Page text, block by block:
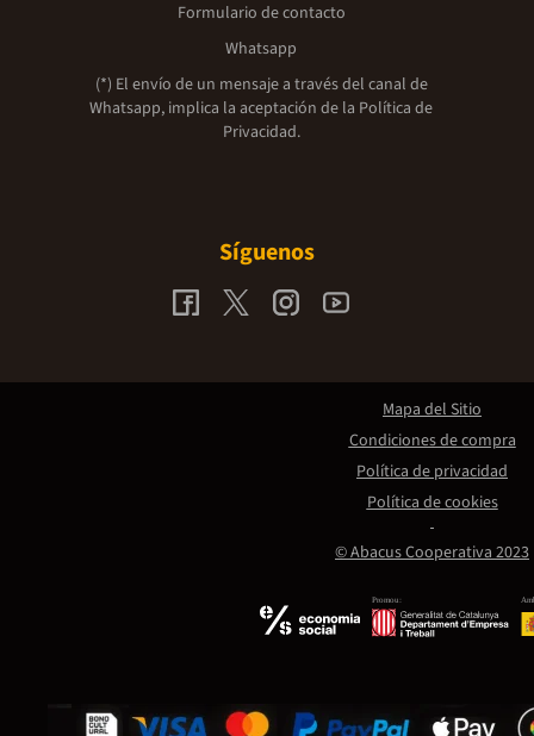
Formulario de contacto
Whatsapp
(*) El envío de un mensaje a través del canal de
Whatsapp, implica la aceptación de la Política de
Privacidad.
Síguenos
Promou:
© Abacus Cooperativa 2023
Mapa del Sitio
Condiciones de compra
Política de privacidad
Política de cookies